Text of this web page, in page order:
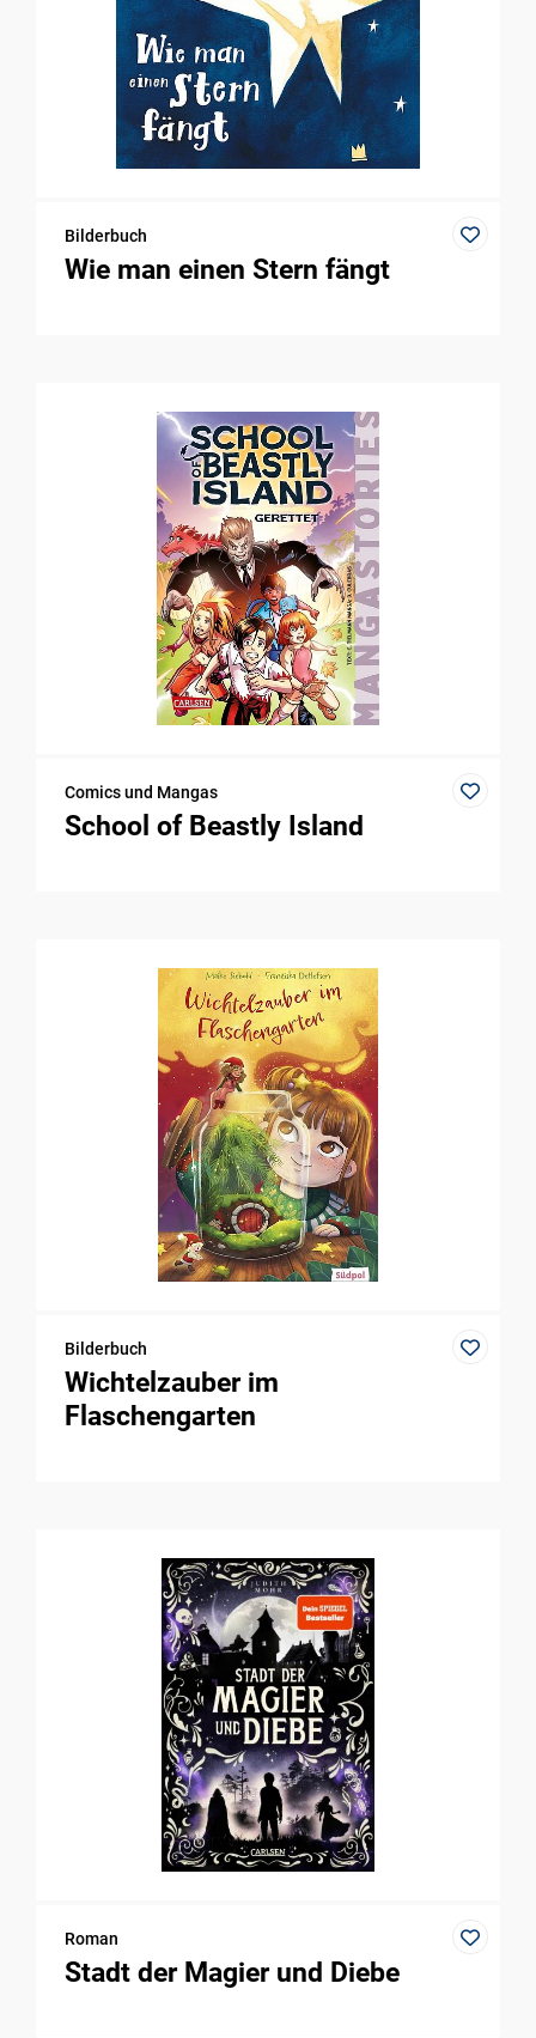
Bilderbuch
Wie man einen Stern fängt
Comics und Mangas
School of Beastly Island
Bilderbuch
Wichtelzauber im
Flaschengarten
Roman
Stadt der Magier und Diebe